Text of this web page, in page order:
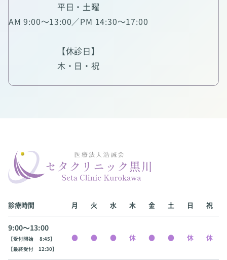
平日・土曜
AM 9:00～13:00／PM 14:30～17:00
【休診日】
木・日・祝
診療時間 月 火 水 木 金 土 日 祝
9:00〜13:00
【受付開始 8:45】
【最終受付 12:30】